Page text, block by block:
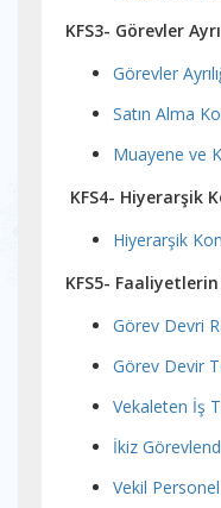
KFS3- Görevler
Görevler
Satın Alma
Muayene ve
KFS4- Hiyerarşik
Hiyerarşik
KFS5-
Görev Devri
Görev Devir
Vekaleten İş
İkiz
Vekil